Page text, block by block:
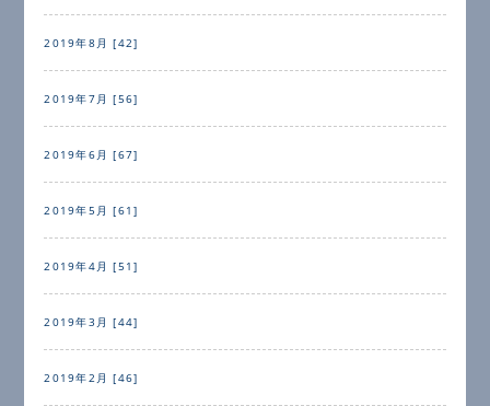
2019年8月 [42]
2019年7月 [56]
2019年6月 [67]
2019年5月 [61]
2019年4月 [51]
2019年3月 [44]
2019年2月 [46]